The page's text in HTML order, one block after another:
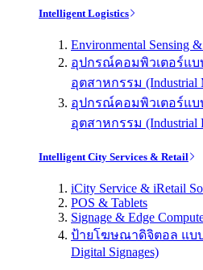
Intelligent Logistics
Environmental Sensing
อุปกรณ์คอมพิวเตอร์แบ
อุตสาหกรรม (Industrial
อุปกรณ์คอมพิวเตอร์แ
อุตสาหกรรม (Industrial
Intelligent City Services & Retail
iCity Service & iRetail
POS & Tablets
Signage & Edge
ป้ายโฆษณาดิจิตอล แบบ
Digital Signages)